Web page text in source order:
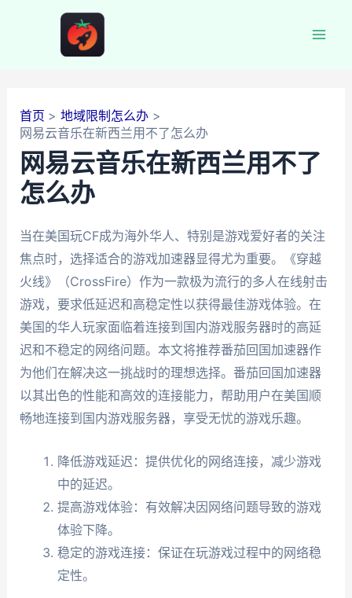
首页
地域限制怎么办
网易云音乐在新西兰用不了怎么办
网易云音乐在新西兰用不了
怎么办
当在美国玩CF成为海外华人、特别是游戏爱好者的关注
焦点时，选择适合的游戏加速器显得尤为重要。《穿越
火线》（CrossFire）作为一款极为流行的多人在线射击
游戏，要求低延迟和高稳定性以获得最佳游戏体验。在
美国的华人玩家面临着连接到国内游戏服务器时的高延
迟和不稳定的网络问题。本文将推荐番茄回国加速器作
为他们在解决这一挑战时的理想选择。番茄回国加速器
以其出色的性能和高效的连接能力，帮助用户在美国顺
畅地连接到国内游戏服务器，享受无忧的游戏乐趣。
降低游戏延迟：提供优化的网络连接，减少游戏
中的延迟。
提高游戏体验：有效解决因网络问题导致的游戏
体验下降。
稳定的游戏连接：保证在玩游戏过程中的网络稳
定性。